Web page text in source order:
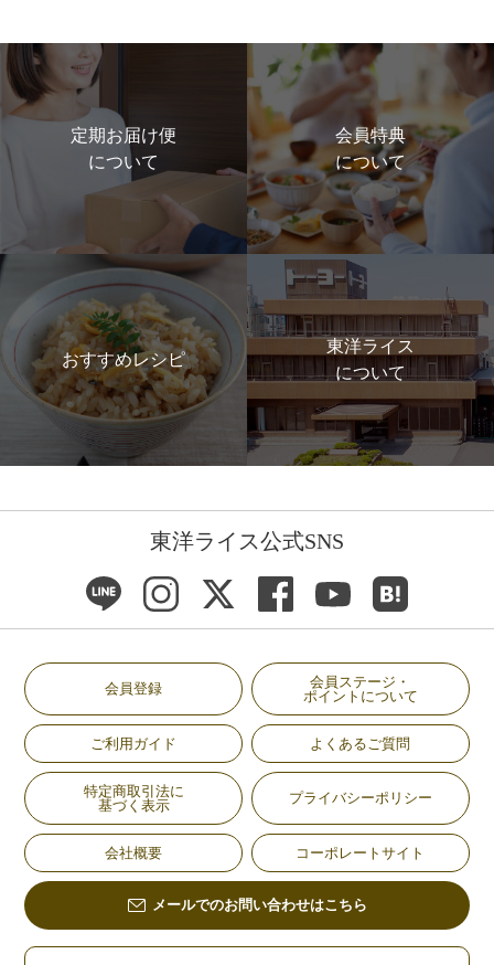
定期お届け便
について
会員特典
について
おすすめレシピ
東洋ライス
について
東洋ライス公式SNS
会員登録
会員ステージ・
ポイントについて
ご利用ガイド よくあるご質問
特定商取引法に
基づく表示
プライバシーポリシー
会社概要 コーポレートサイト
メールでのお問い合わせはこちら